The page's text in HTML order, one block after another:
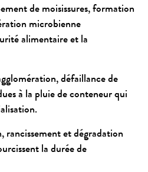
de moisissures, formation
microbienne
alimentaire et la
défaillance de
à la pluie de conteneur qui
rancissement et dégradation
la durée de